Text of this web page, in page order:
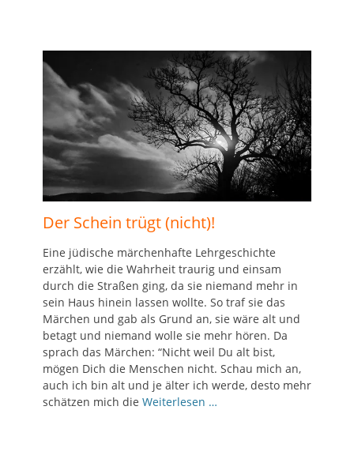
Der Schein trügt (nicht)!
Eine jüdische märchenhafte Lehrgeschichte
erzählt, wie die Wahrheit traurig und einsam
durch die Straßen ging, da sie niemand mehr in
sein Haus hinein lassen wollte. So traf sie das
Märchen und gab als Grund an, sie wäre alt und
betagt und niemand wolle sie mehr hören. Da
sprach das Märchen: “Nicht weil Du alt bist,
mögen Dich die Menschen nicht. Schau mich an,
auch ich bin alt und je älter ich werde, desto mehr
schätzen mich die Weiterlesen …